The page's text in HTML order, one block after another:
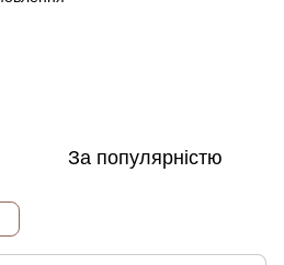
За популярністю